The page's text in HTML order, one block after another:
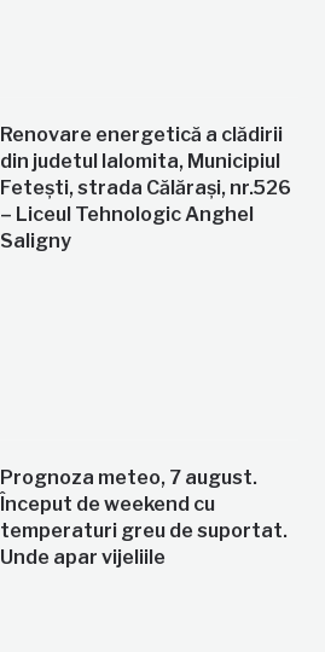
Renovare energetică a clădirii
din judetul Ialomita, Municipiul
Fetești, strada Călărași, nr.526
– Liceul Tehnologic Anghel
Saligny
Prognoza meteo, 7 august.
Început de weekend cu
temperaturi greu de suportat.
Unde apar vijeliile